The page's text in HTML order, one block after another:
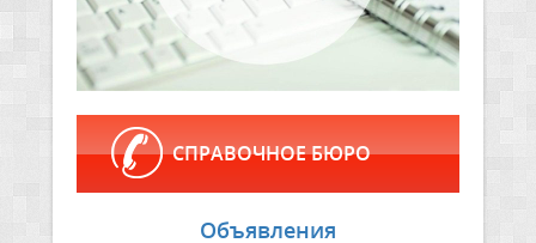
СПРАВОЧНОЕ БЮРО
Объявления